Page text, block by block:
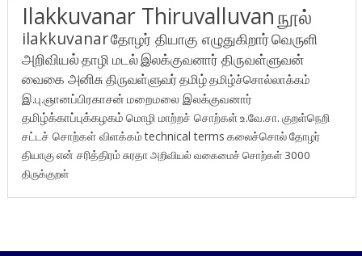
Ilakkuvanar Thiruvalluvanநூல்
ilakkuvanarதோழர் தியாகு எழுதுகிறார்வெருளி
அறிவியல்தாழி மடல்இலக்குவனார் திருவள்ளுவன்
வைகை அனிசுதிருவள்ளுவர்தமிழ்தமிழ்ச்சொல்லாக்கம்
இ.பு.ஞானப்பிரகாசன் மறைமலை இலக்குவனார்
தமிழ்க்காப்புக்கழகம் மொழி மாற்றச் சொற்கள்உ.வே.சா. குறள்நெறி
சட்டச் சொற்கள் விளக்கம்technical terms கலைச்சொல்தோழர்
தியாகுஎன் சரித்திரம்சுரதாஅறிவியல் வகைமைச் சொற்கள் 3000
திருக்குறள்